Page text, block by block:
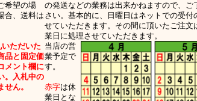
希望の場
合、送料は
ただいた
品と固定価
メント欄に
。入札中の
ん。
の発送などの業務は出来かねますので、ご
さい。基本的に、日曜日はネットでの受付
せていただきます。その間に頂いたご注文
業日に処理させていただきます。
当店の営
業予定で
す。
赤字は休
業日とな